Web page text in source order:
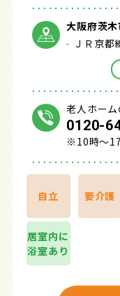
大阪府茨
ＪＲ京都
老人ホー
0120-
※10時～
自立 要介護
居室内に
浴室あり